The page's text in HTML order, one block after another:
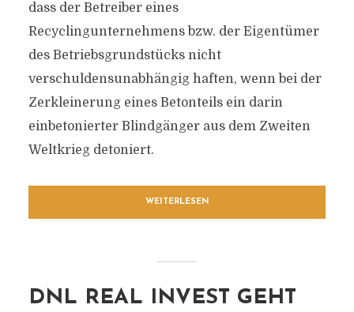
dass der Betreiber eines
Recyclingunternehmens bzw. der Eigentümer
des Betriebsgrundstücks nicht
verschuldensunabhängig haften, wenn bei der
Zerkleinerung eines Betonteils ein darin
einbetonierter Blindgänger aus dem Zweiten
Weltkrieg detoniert.
WEITERLESEN
DNL REAL INVEST GEHT